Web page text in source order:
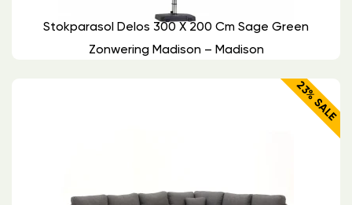
Stokparasol Delos 300 X 200 Cm Sage Green
Zonwering Madison – Madison
23% SALE